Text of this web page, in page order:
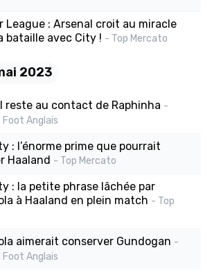
League : Arsenal croit au miracle
bataille avec City ! - Top Mercato
2023
reste au contact de Raphinha -
Foot Anglais
: l’énorme prime que pourrait
Haaland - Top Mercato
: la petite phrase lâchée par
à Haaland en plein match - Top
aimerait conserver Gundogan -
Foot Anglais